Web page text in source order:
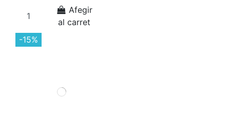
Afegir
al carret
-15%